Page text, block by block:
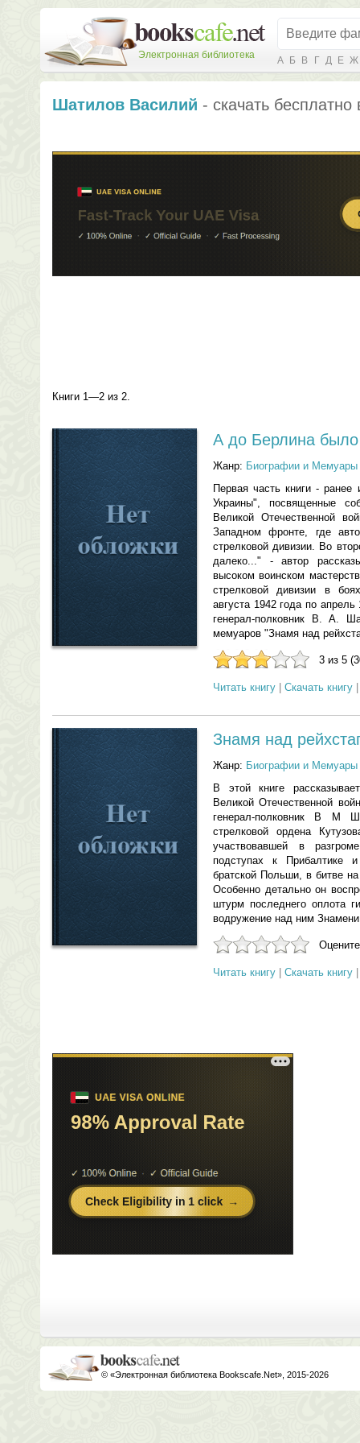
Электронная библиотека А Б В Г Д Е Ж
Шатилов Василий - скачать бесплатно
Книги 1—2 из 2.
А до Берлина было
Жанр: Биографии и Мемуары
Первая часть книги -
Украины", посвященные
Великой Отечественной
Западном фронте, где
стрелковой дивизии. Во
далеко..." - автор
высоком воинском
стрелковой дивизии в
августа 1942 года по
генерал-полковник В. А.
мемуаров "Знамя над
3 из 5
Читать книгу Скачать книгу
Знамя над
Жанр: Биографии и Мемуары
В этой книге
Великой Отечественной
генерал-полковник В М
стрелковой ордена
участвовавшей в
подступах к Прибалтике
братской Польши, в битве
Особенно детально он
штурм последнего оплота
водружение над ним
Читать книгу Скачать книгу
© «Электронная библиотека Bookscafe.Net», 2015-2026